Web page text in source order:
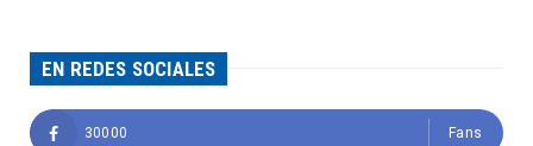
EN REDES SOCIALES
30000 Fans